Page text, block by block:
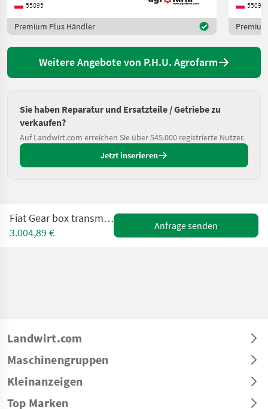
55095
Premium Plus Händler
55095
Weitere Angebote von P.H.U. Agrofarm
Sie haben Reparatur und Ersatzteile / Getriebe zu
verkaufen?
Auf Landwirt.com erreichen Sie über 545.000 registrierte Nutzer.
Jetzt inserieren
Fiat Gear box transmission Fiat 110-90 DT
3.004,89 €
Anfrage senden
Landwirt.com
Maschinengruppen
Kleinanzeigen
Top Marken